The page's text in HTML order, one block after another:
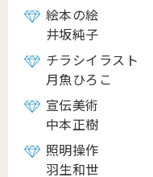
絵本の絵
井坂純子
チラシイラスト
月魚ひろこ
宣伝美術
中本正樹
照明操作
羽生和世